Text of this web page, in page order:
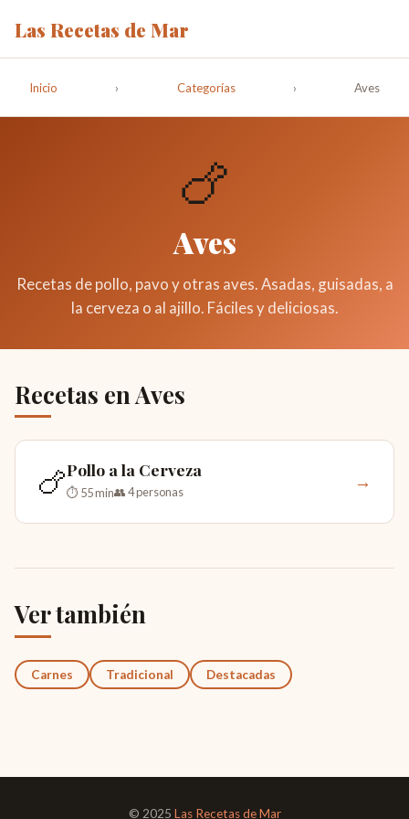
Las Recetas de Mar
Inicio › Categorías › Aves
🍗
Aves
Recetas de pollo, pavo y otras aves. Asadas, guisadas, a
la cerveza o al ajillo. Fáciles y deliciosas.
Recetas en Aves
🍗Pollo a la Cerveza
⏱ 55 min👥 4 personas →
Ver también
Carnes Tradicional Destacadas
© 2025 Las Recetas de Mar